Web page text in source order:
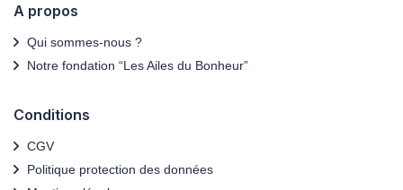
A propos
Qui sommes-nous ?
Notre fondation “Les Ailes du Bonheur”
Conditions
CGV
Politique protection des données